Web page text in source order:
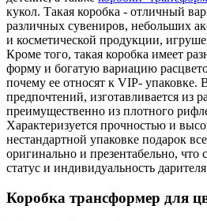
кукол. Такая коробка - отличный
различных сувениров, небольших
и косметической продукции,
Кроме того, такая коробка имеет
форму и богатую вариацию
почему ее относят к VIP- упаковке.
предпочтений, изготавливается из
преимущественно из плотного
Характеризуется прочностью и
нестандартной упаковке подарок
оригинально и презентабельно, что
статус и индивидуальность
Коробка трансформер для